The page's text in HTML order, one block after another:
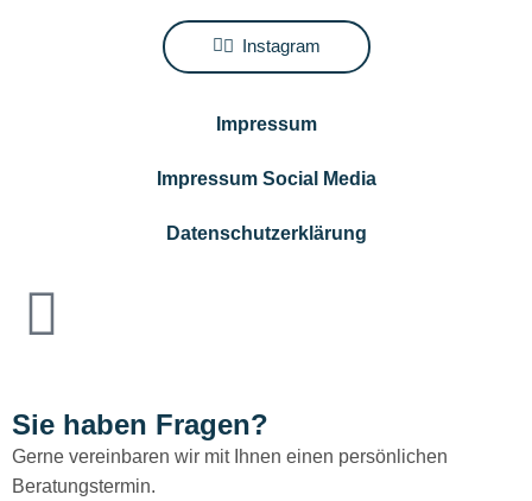
Instagram
Impressum
Impressum Social Media
Datenschutzerklärung
Sie haben Fragen?
Gerne vereinbaren wir mit Ihnen einen persönlichen
Beratungstermin.